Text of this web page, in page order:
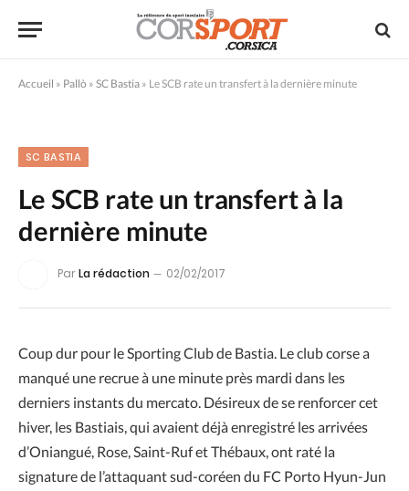
Accueil » Pallò » SC Bastia » Le SCB rate un transfert à la dernière minute
SC BASTIA
Le SCB rate un transfert à la
dernière minute
ParLa rédaction 02/02/2017
Coup dur pour le Sporting Club de Bastia. Le club corse a
manqué une recrue à une minute près mardi dans les
derniers instants du mercato. Désireux de se renforcer cet
hiver, les Bastiais, qui avaient déjà enregistré les arrivées
d’Oniangué, Rose, Saint-Ruf et Thébaux, ont raté la
signature de l’attaquant sud-coréen du FC Porto Hyun-Jun